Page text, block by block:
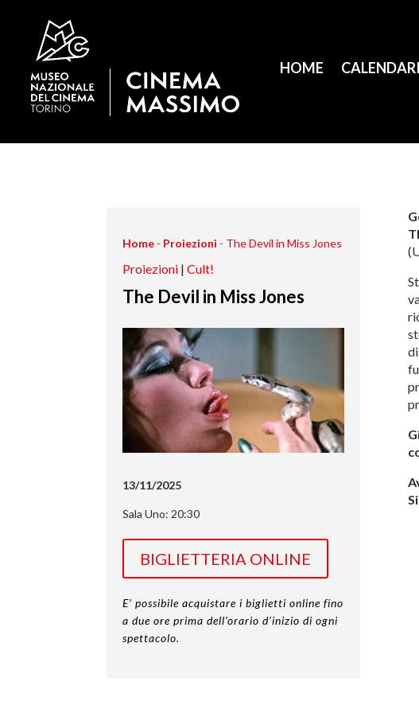
HOME
Home - Proiezioni - The Devil in Miss Jones
Proiezioni |Cult!
The Devil in Miss Jones
13/11/2025
Sala Uno: 20:30
BIGLIETTERIA ONLINE
E’ possibile acquistare i biglietti online fino
a due ore prima dell’orario d’inizio di ogni
spettacolo.